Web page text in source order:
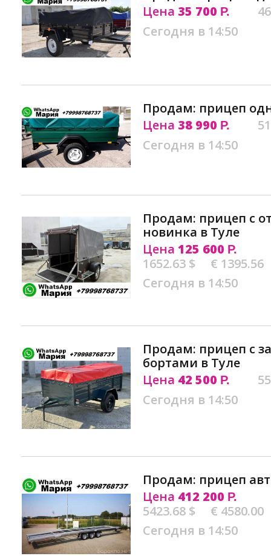
Цена 35 700 Р.
Сегодня в 14:50
Продам: прицеп
Цена 38 990 Р.
Сегодня в 14:50
Продам: прицеп с
новинка в Туле
Цена 125 600 Р.
1652.63 $
€ 1395.56
Сегодня в 14:50
Продам: прицеп с
бортами в Туле
Цена 42 500 Р.
Сегодня в 14:50
Продам: прицеп
Цена 412 200 Р.
5423.68 $
€ 4580.00
Сегодня в 14:50